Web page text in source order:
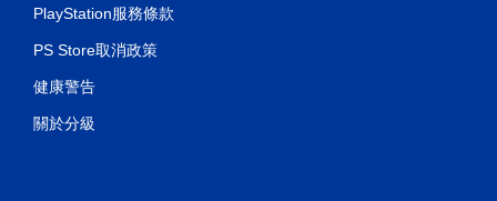
PlayStation服務條款
PS Store取消政策
健康警告
關於分級